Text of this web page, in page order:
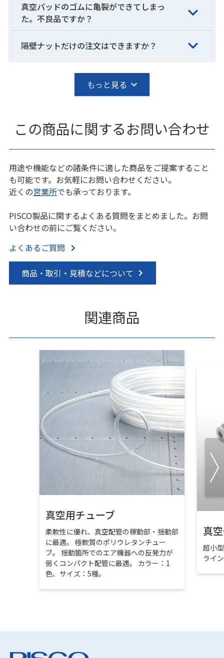
真空パッドのゴムに亀裂ができてしまっ
た。不良品ですか？
隔壁ナットだけの注文はできますか？
もっと見る
この商品に関するお問い合わせ
用途や機能などの諸条件に適した商品をご提案すること
も可能です。お気軽にお問い合わせください。
近くの営業所でも承っております。
PISCO製品に関するよくある質問をまとめました。お問
い合わせの前にご覧ください。
よくあるご質問
商品・取引・見積などについて
関連商品
真空用チューブ
柔軟性に優れ、真空配管の稼動部・揺動部
に最適。 極軟質のポリウレタンチュー
ブ。 揺動箇所でのエア機器への反発力が
弱くコンパクト配管に最適。 カラー：1
色、サイズ：5種。
真
超小
ライ